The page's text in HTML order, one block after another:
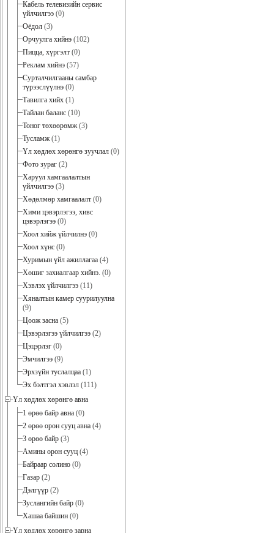
Кабель телевизийн сервис
үйлчилгээ (0)
Оёдол (3)
Орчуулга хийнэ (102)
Пицца, хүргэлт (0)
Реклам хийнэ (57)
Сурталчилгааны самбар
түрээслүүлнэ (0)
Тавилга хийх (1)
Тайлан баланс (10)
Тоног төхөөрөмж(3)
Тусламж(1)
Үл хөдлөх хөрөнгө зуучлал (0)
Фото зураг (2)
Харуул хамгаалалтын
үйлчилгээ (3)
Хөдөлмөр хамгаалалт (0)
Хими цэвэрлэгээ, хивс
цэвэрлэгээ (0)
Хоол хийж үйлчилнэ (0)
Хоол хүнс (0)
Хуримын үйл ажиллагаа (4)
Хөшиг захиалгаар хийнэ. (0)
Хэвлэх үйлчилгээ (11)
Хяналтын камер суурилуулна
(9)
Цоож засна (5)
Цэвэрлэгээ үйлчилгээ (2)
Цэцэрлэг (0)
Эмчилгээ (9)
Эрхзүйн туслалцаа (1)
Эх бэлтгэл хэвлэл (111)
Үл хөдлөх хөрөнгө авна
1 өрөө байр авна (0)
2 өрөө орон сууц авна (4)
3 өрөө байр (3)
Амины орон сууц (4)
Байраар солино (0)
Газар (2)
Дэлгүүр (2)
Зуслангийн байр (0)
Хашаа байшин (0)
Үл хөдлөх хөрөнгө зарна